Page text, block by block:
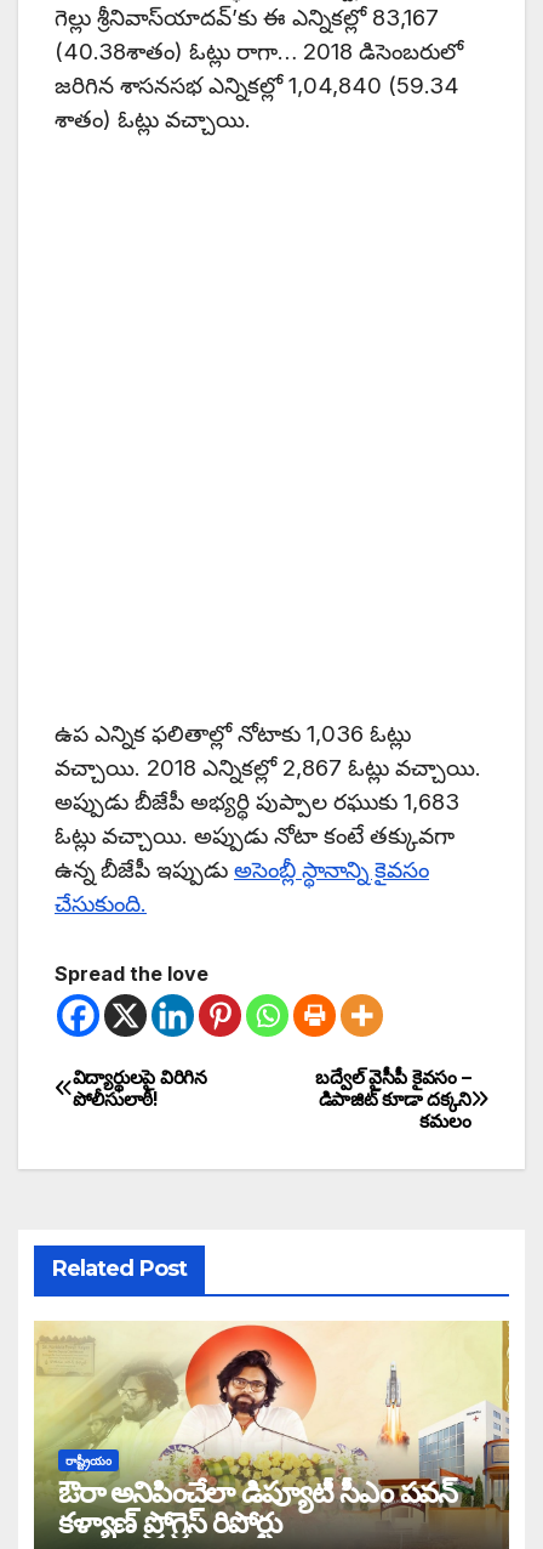
గెల్లు శ్రీనివాస్‌యాదవ్‌’కు ఈ ఎన్నికల్లో 83,167
(40.38శాతం) ఓట్లు రాగా… 2018 డిసెంబరులో
జరిగిన శాసనసభ ఎన్నికల్లో 1,04,840 (59.34
శాతం) ఓట్లు వచ్చాయి.
ఉప ఎన్నిక ఫలితాల్లో నోటాకు 1,036 ఓట్లు
వచ్చాయి. 2018 ఎన్నికల్లో 2,867 ఓట్లు వచ్చాయి.
అప్పుడు బీజేపీ అభ్యర్థి పుప్పాల రఘుకు 1,683
ఓట్లు వచ్చాయి. అప్పుడు నోటా కంటే తక్కువగా
ఉన్న బీజేపీ ఇప్పుడు అసెంబ్లీ స్థానాన్ని కైవసం
చేసుకుంది.
Spread the love
బద్వేల్ వైసీపీ కైవసం –
డిపాజిట్ కూడా దక్కని
కమలం
విద్యార్థులపై విరిగిన
పోలీసులాఠీ!
Related Post
రాష్ట్రీయం
ఔరా అనిపించేలా డిప్యూటీ సీఎం పవన్
కళ్యాణ్ ప్రోగ్రెస్ రిపోర్టు